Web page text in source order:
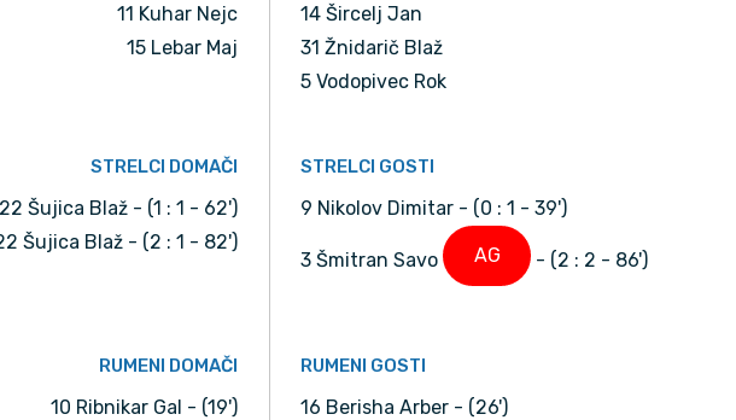
11 Kuhar Nejc
15 Lebar Maj
14 Šircelj Jan
31 Žnidarič Blaž
5 Vodopivec Rok
STRELCI DOMAČI
22 Šujica Blaž - (1 : 1 - 62')
Šujica Blaž - (2 : 1 - 82')
STRELCI GOSTI
9 Nikolov Dimitar - (0 : 1 - 39')
3 Šmitran Savo AG - (2 : 2 - 86')
RUMENI DOMAČI
10 Ribnikar Gal - (19')
RUMENI GOSTI
16 Berisha Arber - (26')